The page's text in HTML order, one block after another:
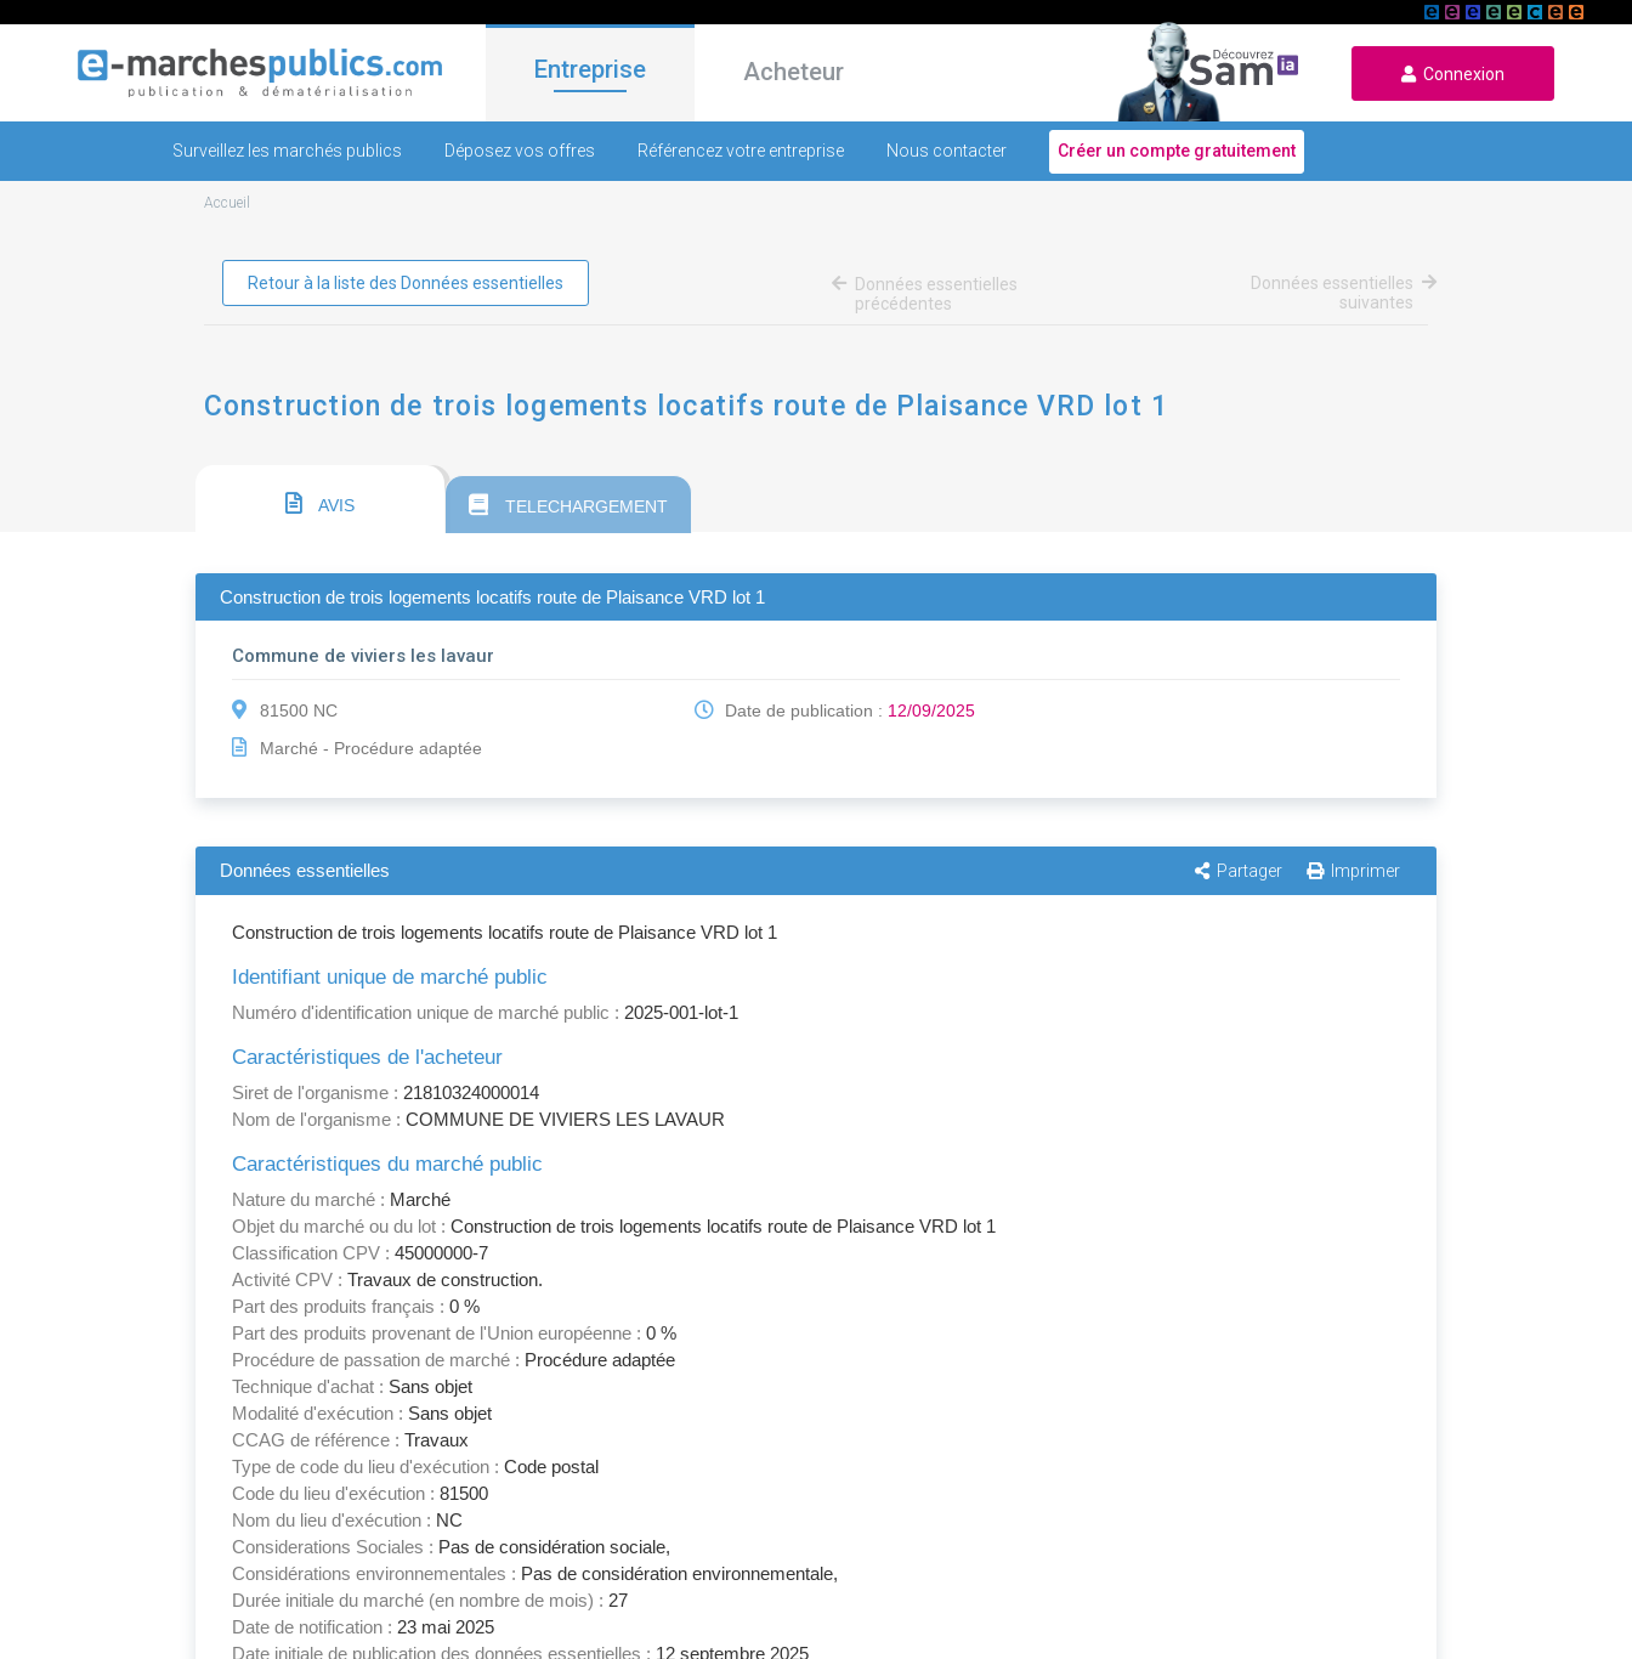
Entreprise Acheteur Connexion
Surveillez les marchés publics Déposez vos offres Référencez votre entreprise Nous contacter Créer un compte gratuitement
Accueil
Retour à la liste des Données essentielles
Données essentielles
précédentes
Données essentielles
suivantes
Construction de trois logements locatifs route de Plaisance VRD lot 1
AVIS TELECHARGEMENT
Construction de trois logements locatifs route de Plaisance VRD lot 1
Commune de viviers les lavaur
81500 NC
Marché - Procédure adaptée
Date de publication : 12/09/2025
Données essentielles Partager Imprimer
Construction de trois logements locatifs route de Plaisance VRD lot 1
Identifiant unique de marché public
Numéro d'identification unique de marché public : 2025-001-lot-1
Caractéristiques de l'acheteur
Siret de l'organisme : 21810324000014
Nom de l'organisme : COMMUNE DE VIVIERS LES LAVAUR
Caractéristiques du marché public
Nature du marché : Marché
Objet du marché ou du lot : Construction de trois logements locatifs route de Plaisance VRD lot 1
Classification CPV : 45000000-7
Activité CPV : Travaux de construction.
Part des produits français : 0 %
Part des produits provenant de l'Union européenne : 0 %
Procédure de passation de marché : Procédure adaptée
Technique d'achat : Sans objet
Modalité d'exécution : Sans objet
CCAG de référence : Travaux
Type de code du lieu d'exécution : Code postal
Code du lieu d'exécution : 81500
Nom du lieu d'exécution : NC
Considerations Sociales : Pas de considération sociale,
Considérations environnementales : Pas de considération environnementale,
Durée initiale du marché (en nombre de mois) : 27
Date de notification : 23 mai 2025
Date initiale de publication des données essentielles : 12 septembre 2025